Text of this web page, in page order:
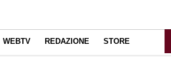
WEBTV REDAZIONE STORE